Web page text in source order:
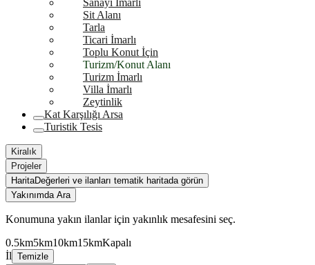
Sanayi İmarlı
Sit Alanı
Tarla
Ticari İmarlı
Toplu Konut İçin
Turizm/Konut Alanı
Turizm İmarlı
Villa İmarlı
Zeytinlik
Kat Karşılığı Arsa
Turistik Tesis
Kiralık
Projeler
HaritaDeğerleri ve ilanları tematik haritada görün
Yakınımda Ara
Konumuna yakın ilanlar için yakınlık mesafesini seç.
0.5km5km10km15kmKapalı
İl Temizle